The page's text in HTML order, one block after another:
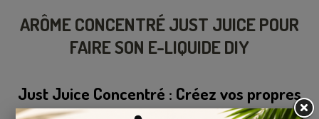
ARÔME CONCENTRÉ JUST JUICE POUR
FAIRE SON E-LIQUIDE DIY
Just Juice Concentré : Créez vos propres
e-liquides DIY